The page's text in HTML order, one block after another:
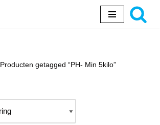
Producten getagged “PH- Min 5kilo”